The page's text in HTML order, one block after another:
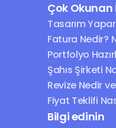
Çok Okunan
Tasarım
Fatura Nedir?
Portfolyo
Şahıs Şirketi
Revize Nedir
Fiyat Teklifi
Bilgi edinin